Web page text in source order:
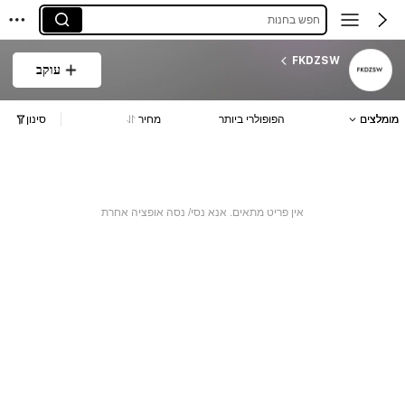
חפש בחנות
FKDZSW
עוקב
מומלצים הפופולרי ביותר מחיר סינון
אין פריט מתאים. אנא נסי/ נסה אופציה אחרת